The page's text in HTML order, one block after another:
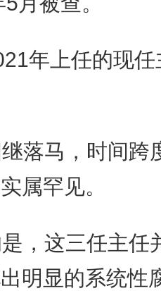
年上任的现
落马，时间跨
属罕见。
，这三任主任
明显的系统性